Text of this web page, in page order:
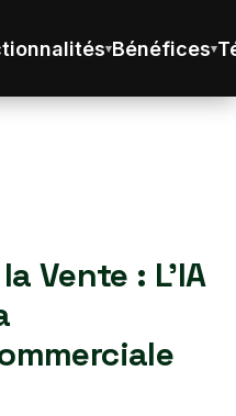
Bénéfices
Vente : L'IA